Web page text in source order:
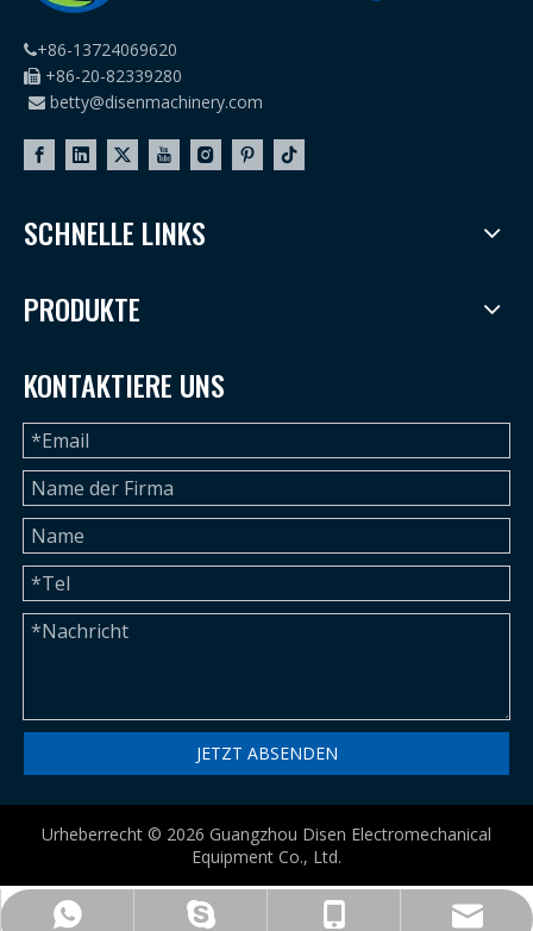
+86-13724069620
 +86-20-82339280
 betty@disenmachinery.com
SCHNELLE LINKS
PRODUKTE
KONTAKTIERE UNS
JETZT ABSENDEN
Urheberrecht © 2026 Guangzhou Disen Electromechanical
Equipment Co., Ltd.
+86-13724069620
+86-13724069620
+86-13724069620
betty@disenmachinery.com